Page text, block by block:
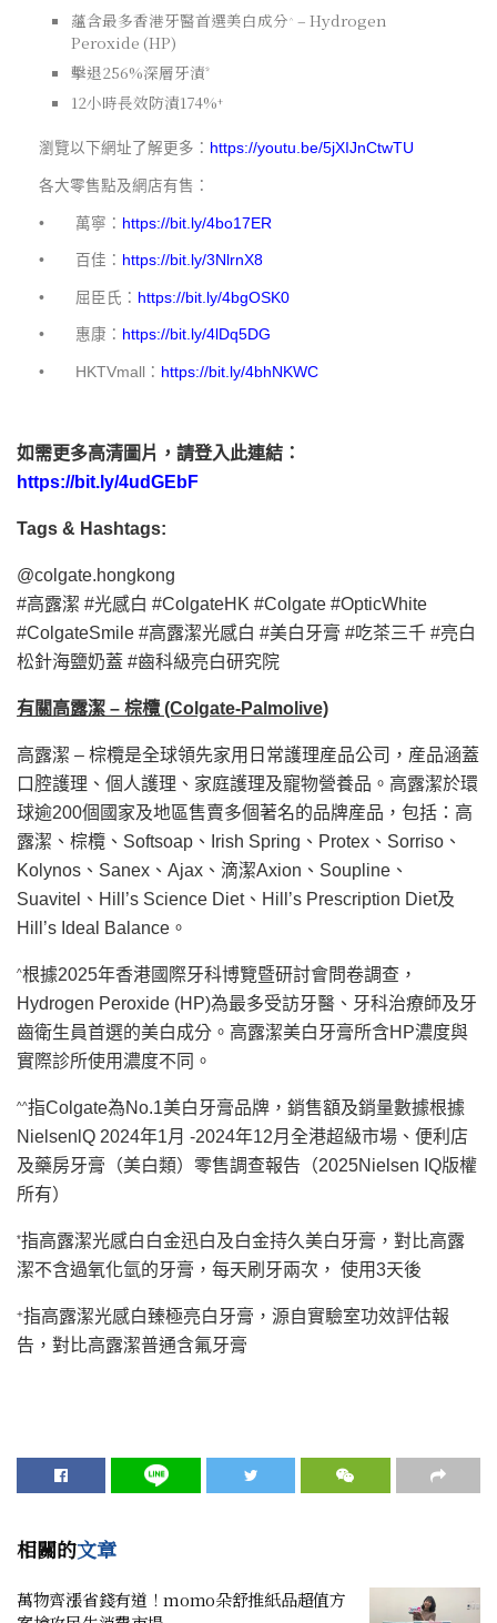
蘊含最多香港牙醫首選美白成分^ – Hydrogen
Peroxide (HP)
擊退256%深層牙漬*
12小時長效防漬174%+
瀏覽以下網址了解更多： https://youtu.be/5jXIJnCtwTU
各大零售點及網店有售：
• 萬寧： https://bit.ly/4bo17ER
• 百佳： https://bit.ly/3NlrnX8
• 屈臣氏： https://bit.ly/4bgOSK0
• 惠康： https://bit.ly/4lDq5DG
• HKTVmall： https://bit.ly/4bhNKWC
如需更多高清圖片，請登入此連結：
https://bit.ly/4udGEbF
Tags & Hashtags:
@colgate.hongkong
#高露潔 #光感白 #ColgateHK #Colgate #OpticWhite
#ColgateSmile #高露潔光感白 #美白牙膏 #吃茶三千 #亮白
松針海鹽奶蓋 #齒科級亮白研究院
有關高露潔 – 棕欖 (Colgate-Palmolive)
高露潔 – 棕欖是全球領先家用日常護理産品公司，産品涵蓋
口腔護理、個人護理、家庭護理及寵物營養品。高露潔於環
球逾200個國家及地區售賣多個著名的品牌産品，包括：高
露潔、棕欖、Softsoap、Irish Spring、Protex、Sorriso、
Kolynos、Sanex、Ajax、滴潔Axion、Soupline、
Suavitel、Hill’s Science Diet、Hill’s Prescription Diet及
Hill’s Ideal Balance。
^根據2025年香港國際牙科博覽暨研討會問卷調查，
Hydrogen Peroxide (HP)為最多受訪牙醫、牙科治療師及牙
齒衛生員首選的美白成分。高露潔美白牙膏所含HP濃度與
實際診所使用濃度不同。
^^指Colgate為No.1美白牙膏品牌，銷售額及銷量數據根據
NielsenlQ 2024年1月 -2024年12月全港超級市場、便利店
及藥房牙膏（美白類）零售調查報告（2025Nielsen IQ版權
所有）
*指高露潔光感白白金迅白及白金持久美白牙膏，對比高露
潔不含過氧化氫的牙膏，每天刷牙兩次， 使用3天後
+指高露潔光感白臻極亮白牙膏，源自實驗室功效評估報
告，對比高露潔普通含氟牙膏
相關的文章
萬物齊漲省錢有道！momo朵舒推紙品超值方